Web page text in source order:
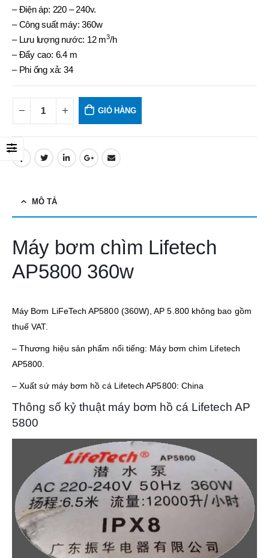
– Điện áp: 220 – 240v.
– Công suất máy: 360w
– Lưu lượng nước: 12 m3/h
– Đẩy cao: 6.4 m
– Phi ống xả: 34
GIỎ HÀNG
MÔ TẢ
Máy bơm chìm Lifetech
AP5800 360w
Máy Bơm LiFeTech AP5800 (360W), AP 5.800 không bao gồm
thuế VAT.
– Thương hiệu sản phẩm nổi tiếng: Máy bơm chìm Lifetech
AP5800.
– Xuất sứ máy bơm hồ cá Lifetech AP5800: China
Thông số kỷ thuật máy bơm hồ cá Lifetech AP
5800